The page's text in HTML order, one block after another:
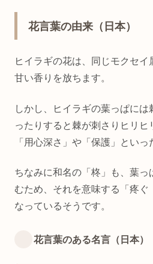
花言葉の由来（日本）
ヒイラギの花は、同じモクセイ
甘い香りを放ちます。
しかし、ヒイラギの葉っぱに
ったりすると棘が刺さりヒリヒ
「用心深さ」や「保護」といっ
ちなみに和名の「柊」も、葉っ
むため、それを意味する「疼ぐ
なっているそうです。
花言葉のある名言（日本）